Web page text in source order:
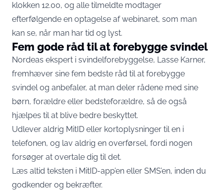
klokken 12.00, og alle tilmeldte modtager
efterfølgende en optagelse af webinaret, som man
kan se, når man har tid og lyst.
Fem gode råd til at forebygge svindel
Nordeas ekspert i svindelforebyggelse, Lasse Karner,
fremhæver sine fem bedste råd til at forebygge
svindel og anbefaler, at man deler rådene med sine
børn, forældre eller bedsteforældre, så de også
hjælpes til at blive bedre beskyttet.
Udlever aldrig MitID eller kortoplysninger til en i
telefonen, og lav aldrig en overførsel, fordi nogen
forsøger at overtale dig til det.
Læs altid teksten i MitID-app’en eller SMS’en, inden du
godkender og bekræfter.